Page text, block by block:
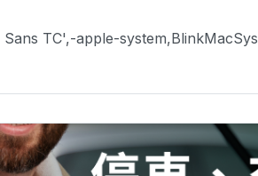
TC',-apple-system,BlinkMacSys